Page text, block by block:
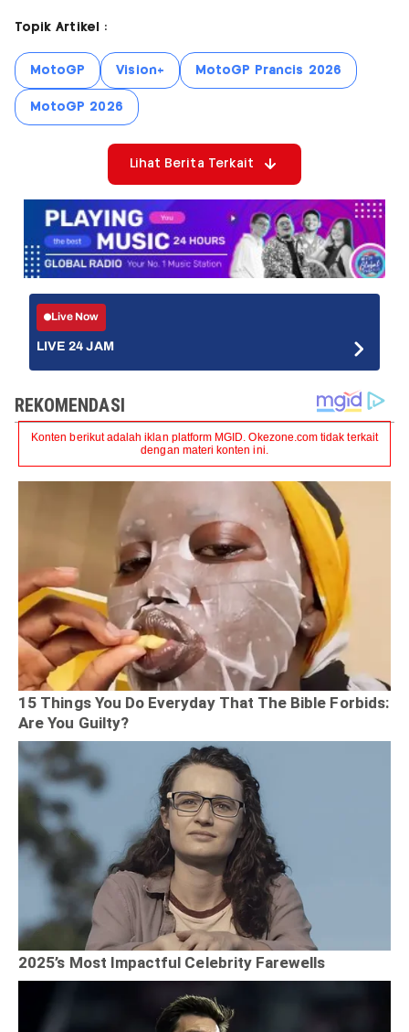
Topik Artikel :
MotoGP Vision+ MotoGP Prancis 2026
MotoGP 2026
Lihat Berita Terkait
Live Now
LIVE 24 JAM